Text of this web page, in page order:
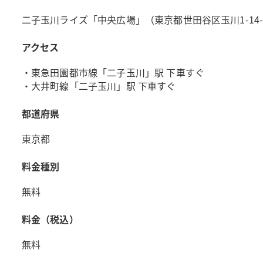
二子玉川ライズ「中央広場」（東京都世田谷区玉川1-
アクセス
・東急田園都市線「二子玉川」駅 下車すぐ
・大井町線「二子玉川」駅 下車すぐ
都道府県
東京都
料金種別
無料
料金（税込）
無料